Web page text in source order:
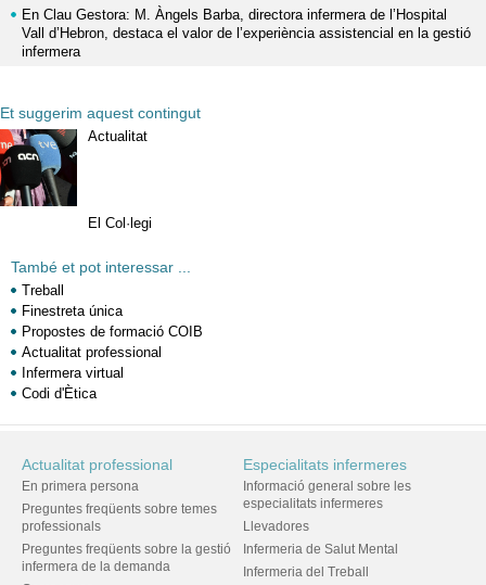
En Clau Gestora: M. Àngels Barba, directora infermera de l’Hospital
Vall d’Hebron, destaca el valor de l’experiència assistencial en la gestió
infermera
Et suggerim aquest contingut
Actualitat
El Col·legi
També et pot interessar ...
Treball
Finestreta única
Propostes de formació COIB
Actualitat professional
Infermera virtual
Codi d'Ètica
Actualitat professional
En primera persona
Preguntes freqüents sobre temes
professionals
Preguntes freqüents sobre la gestió
infermera de la demanda
Especialitats infermeres
Informació general sobre les
especialitats infermeres
Llevadores
Infermeria de Salut Mental
Infermeria del Treball